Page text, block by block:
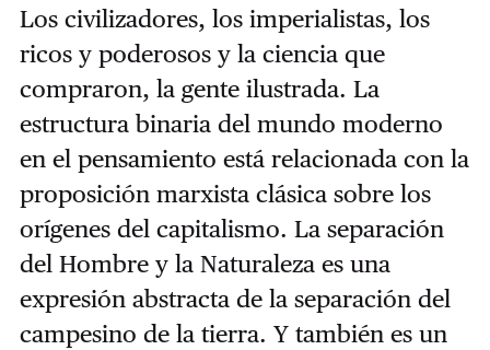
Los civilizadores, los imperialistas, los
ricos y poderosos y la ciencia que
compraron, la gente ilustrada. La
estructura binaria del mundo moderno
en el pensamiento está relacionada con la
proposición marxista clásica sobre los
orígenes del capitalismo. La separación
del Hombre y la Naturaleza es una
expresión abstracta de la separación del
campesino de la tierra. Y también es un